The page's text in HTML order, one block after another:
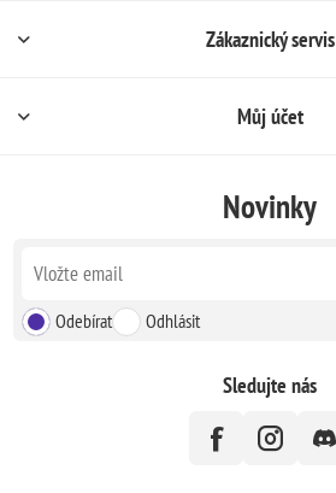
Zákaznický servis
Můj účet
Novinky
Odebírat Odhlásit
Sledujte nás